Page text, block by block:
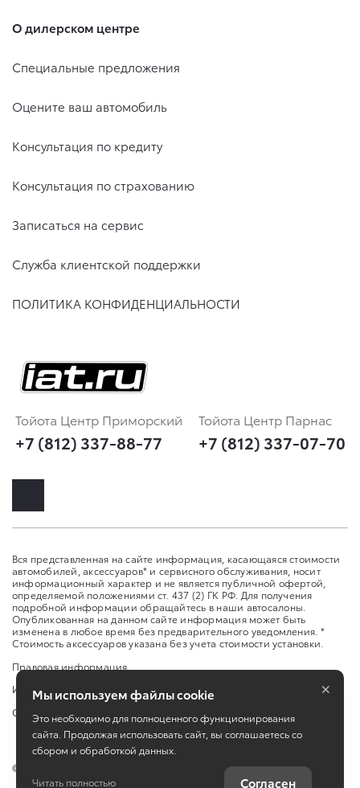
О дилерском центре
Специальные предложения
Оцените ваш автомобиль
Консультация по кредиту
Консультация по страхованию
Записаться на сервис
Служба клиентской поддержки
ПОЛИТИКА КОНФИДЕНЦИАЛЬНОСТИ
Тойота Центр Приморский
+7 (812) 337-88-77
Тойота Центр Парнас
+7 (812) 337-07-70
Вся представленная на сайте информация, касающаяся стоимости
автомобилей, аксессуаров* и сервисного обслуживания, носит
информационный характер и не является публичной офертой,
определяемой положениями ст. 437 (2) ГК РФ. Для получения
подробной информации обращайтесь в наши автосалоны.
Опубликованная на данном сайте информация может быть
изменена в любое время без предварительного уведомления. *
Стоимость аксессуаров указана без учета стоимости установки.
Правовая информация
Изменить настройку cookies
Сбросить cookie
© ООО «ИАТ Парнас», АО «ИАТ» ул. Школьная, д. 96 А
Мы используем файлы cookie
Это необходимо для полноценного функционирования
сайта. Продолжая использовать сайт, вы соглашаетесь со
сбором и обработкой данных.
Читать полностью Согласен
×